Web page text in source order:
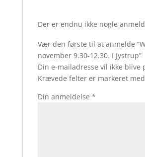
Der er endnu ikke nogle
Vær den første til at anmelde
november 9.30-12.30. I Jystrup”
Din e-mailadresse vil ikke blive
Krævede felter er markeret med
Din anmeldelse *